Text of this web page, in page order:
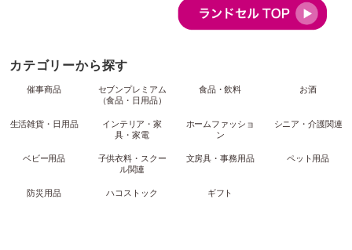
カテゴリーから探す
催事商品
セブンプレミアム
（食品・日用品）
食品・飲料 お酒
生活雑貨・日用品
インテリア・家
具・家電
ホームファッショ
ン
シニア・介護関連
ベビー用品
子供衣料・スクー
ル関連
文房具・事務用品 ペット用品
防災用品 ハコストック ギフト